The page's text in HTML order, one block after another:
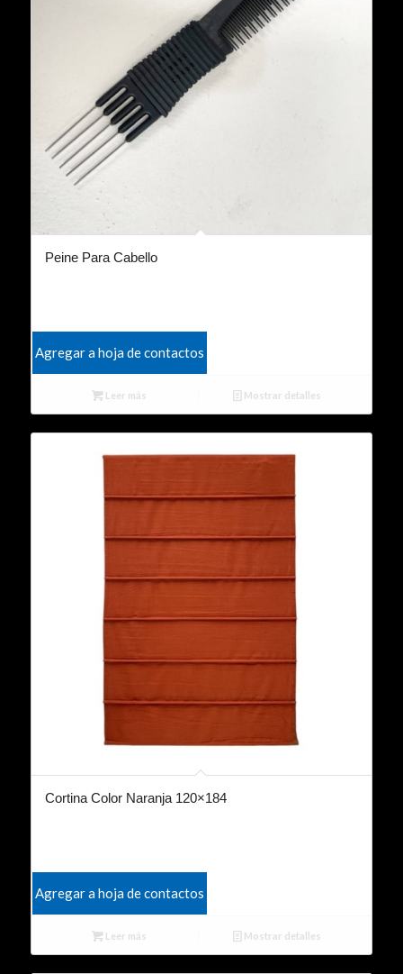
Peine Para Cabello
Agregar a hoja de contactos
Leer más Mostrar detalles
Cortina Color Naranja 120×184
Agregar a hoja de contactos
Leer más Mostrar detalles